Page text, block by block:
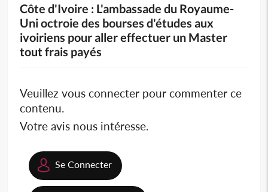
Côte d'Ivoire : L'ambassade du Royaume-
Uni octroie des bourses d'études aux
ivoiriens pour aller effectuer un Master
tout frais payés
Veuillez vous connecter pour commenter ce
contenu.
Votre avis nous intéresse.
Se Connecter